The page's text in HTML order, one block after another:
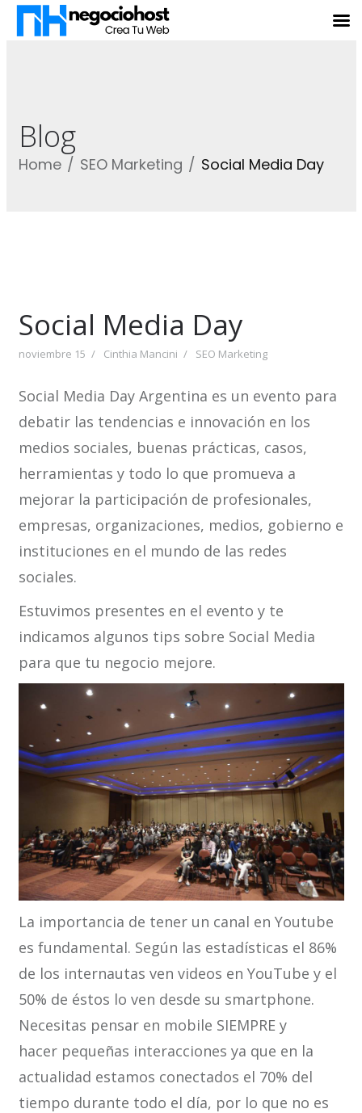
Blog
Home SEO Marketing Social Media Day
Social Media Day
noviembre 15 Cinthia Mancini SEO Marketing
Social Media Day Argentina es un evento para
debatir las tendencias e innovación en los
medios sociales, buenas prácticas, casos,
herramientas y todo lo que promueva a
mejorar la participación de profesionales,
empresas, organizaciones, medios, gobierno e
instituciones en el mundo de las redes
sociales.
Estuvimos presentes en el evento y te
indicamos algunos tips sobre Social Media
para que tu negocio mejore.
La importancia de tener un canal en Youtube
es fundamental. Según las estadísticas el 86%
de los internautas ven videos en YouTube y el
50% de éstos lo ven desde su smartphone.
Necesitas pensar en mobile SIEMPRE y
hacer pequeñas interacciones ya que en la
actualidad estamos conectados el 70% del
tiempo durante todo el día, por lo que no es